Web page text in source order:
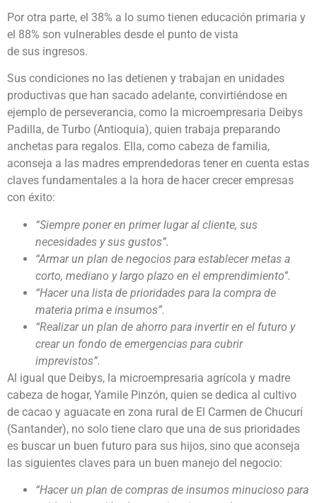
Por otra parte, el 38% a lo sumo tienen educación primaria y
el 88% son vulnerables desde el punto de vista
de sus ingresos.
Sus condiciones no las detienen y trabajan en unidades
productivas que han sacado adelante, convirtiéndose en
ejemplo de perseverancia, como la microempresaria Deibys
Padilla, de Turbo (Antioquia), quien trabaja preparando
anchetas para regalos. Ella, como cabeza de familia,
aconseja a las madres emprendedoras tener en cuenta estas
claves fundamentales a la hora de hacer crecer empresas
con éxito:
“Siempre poner en primer lugar al cliente, sus
necesidades y sus gustos”.
“Armar un plan de negocios para establecer metas a
corto, mediano y largo plazo en el emprendimiento”.
“Hacer una lista de prioridades para la compra de
materia prima e insumos”.
“Realizar un plan de ahorro para invertir en el futuro y
crear un fondo de emergencias para cubrir
imprevistos”.
Al igual que Deibys, la microempresaria agrícola y madre
cabeza de hogar, Yamile Pinzón, quien se dedica al cultivo
de cacao y aguacate en zona rural de El Carmen de Chucurí
(Santander), no solo tiene claro que una de sus prioridades
es buscar un buen futuro para sus hijos, sino que aconseja
las siguientes claves para un buen manejo del negocio:
“Hacer un plan de compras de insumos minucioso para